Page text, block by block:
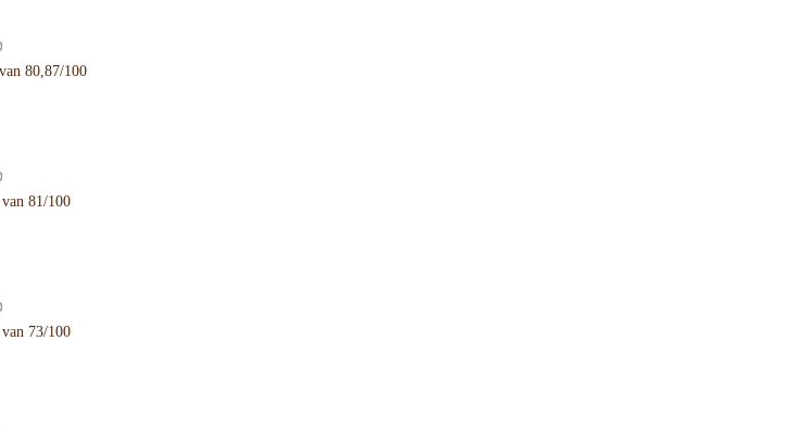
80,87/100
81/100
73/100